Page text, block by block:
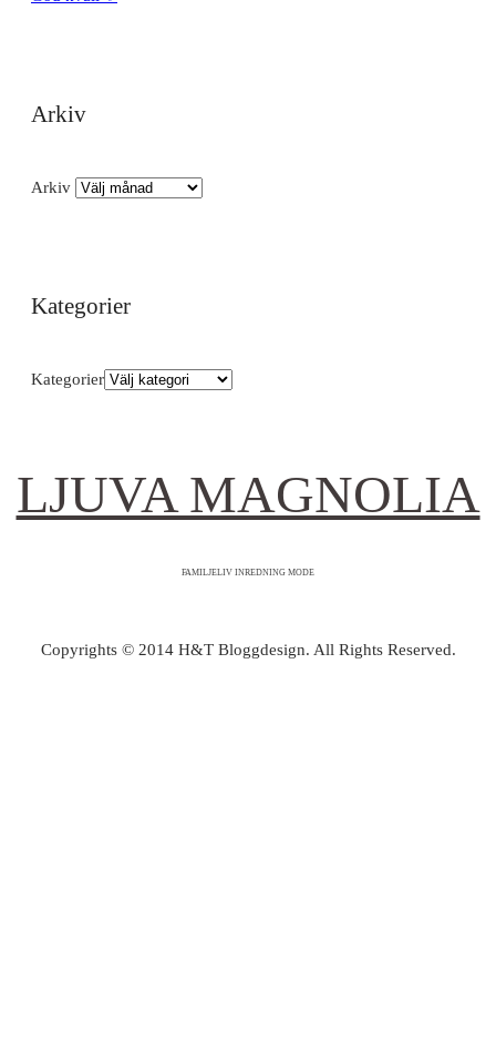
Arkiv
Arkiv
Kategorier
Kategorier
LJUVA MAGNOLIA
FAMILJELIV INREDNING MODE
Copyrights © 2014 H&T Bloggdesign. All Rights Reserved.